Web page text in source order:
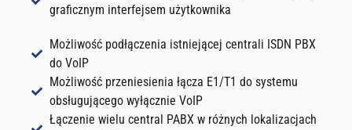
graficznym interfejsem użytkownika
Możliwość podłączenia istniejącej centrali ISDN PBX
do VoIP
Możliwość przeniesienia łącza E1/T1 do systemu
obsługującego wyłącznie VoIP
Łączenie wielu central PABX w różnych lokalizacjach